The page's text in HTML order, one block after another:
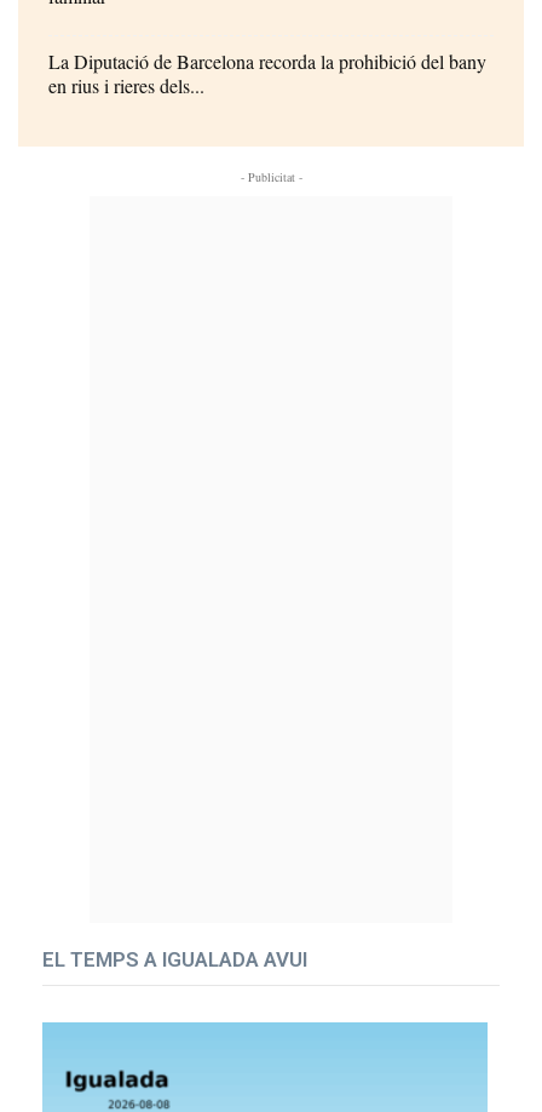
La Diputació de Barcelona recorda la prohibició del bany
en rius i rieres dels...
- Publicitat -
EL TEMPS A IGUALADA AVUI